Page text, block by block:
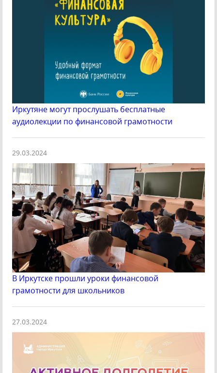
Иркутяне могут прослушать бесплатные
аудиолекции по финансовой грамотности
29.03.2024
В Иркутске прошли уроки финансовой
грамотности для школьников
27.03.2024